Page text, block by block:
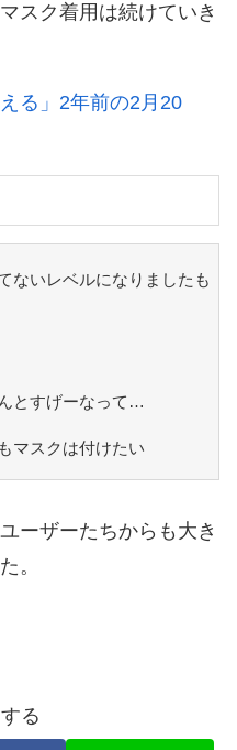
スク着用は続けていき
る」2年前の2月20
ないレベルになりましたも
とすげーなって…
マスクは付けたい
ーザーたちからも大き
。
る